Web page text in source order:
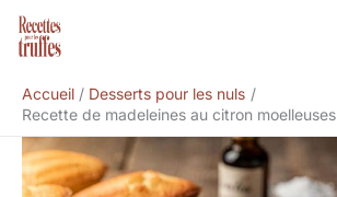
Aller
Accueil
Desserts pour les nuls
Recette de madeleines au citron moelleuses
Rechercher